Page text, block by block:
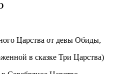
Царства от девы Обиды,
в сказке Три Царства)